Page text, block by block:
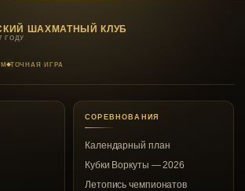
ШАХМАТНЫЙ КЛУБ
ГОДУ
ТОЧНАЯ ИГРА
СОРЕВНОВАНИЯ
Календарный план
Кубки Воркуты — 2026
Летопись чемпионатов